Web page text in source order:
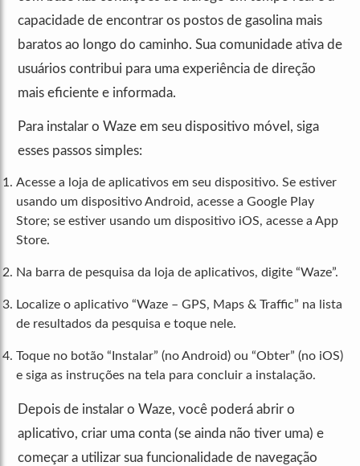
capacidade de encontrar os postos de gasolina mais
baratos ao longo do caminho. Sua comunidade ativa de
usuários contribui para uma experiência de direção
mais eficiente e informada.
Para instalar o Waze em seu dispositivo móvel, siga
esses passos simples:
Acesse a loja de aplicativos em seu dispositivo. Se estiver
usando um dispositivo Android, acesse a Google Play
Store; se estiver usando um dispositivo iOS, acesse a App
Store.
Na barra de pesquisa da loja de aplicativos, digite “Waze”.
Localize o aplicativo “Waze – GPS, Maps & Traffic” na lista
de resultados da pesquisa e toque nele.
Toque no botão “Instalar” (no Android) ou “Obter” (no iOS)
e siga as instruções na tela para concluir a instalação.
Depois de instalar o Waze, você poderá abrir o
aplicativo, criar uma conta (se ainda não tiver uma) e
começar a utilizar sua funcionalidade de navegação